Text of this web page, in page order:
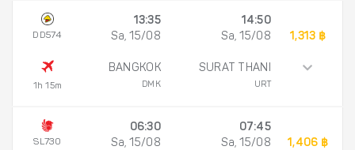
DD574
1h 15m
13:35
Sa, 15/08
BANGKOK
DMK
14:50
Sa, 15/08
SURAT THANI
URT
1,313 ฿
SL730
06:30
Sa, 15/08
07:45
Sa, 15/08
1,406 ฿